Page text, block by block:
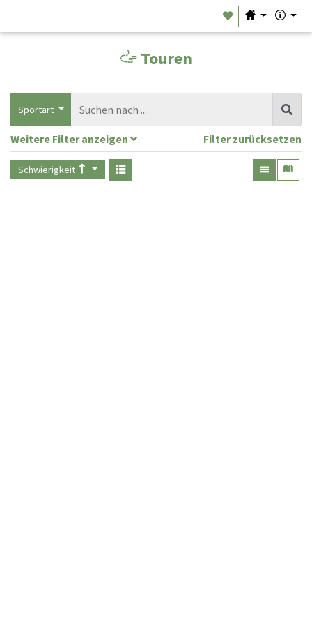
Touren
Sportart
Weitere Filter anzeigen Filter zurücksetzen
Schwierigkeit